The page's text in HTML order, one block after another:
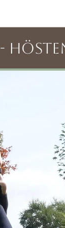
-